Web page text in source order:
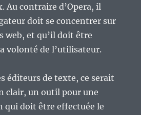
Au contraire d’Opera, il
doit se concentrer sur
web, et qu’il doit être
volonté de l’utilisateur.
éditeurs de texte, ce serait
clair, un outil pour une
doit être effectuée le